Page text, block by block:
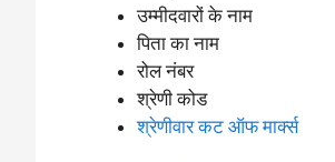
उम्मीदवारों के नाम
पिता का नाम
रोल नंबर
श्रेणी कोड
श्रेणीवार कट ऑफ मार्क्स